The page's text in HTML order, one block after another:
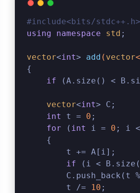
#include<bits/stdc++.h>
using
namespace std ;
vector<int> add ( vector<
{
if (A.size() <
vector<int> C;
int
t = 0 ;
for ( int i = 0 ; i
    {
        t += A[i];
if (i <
C.push_back(t
        t /=
10 ;